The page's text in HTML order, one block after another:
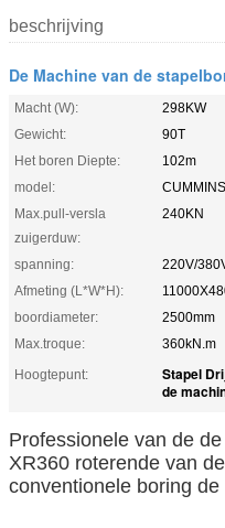
beschrijving
De Machine van de
Macht (W):
298KW
Gewicht:
90T
Het boren Diepte:
102m
model:
Max.pull-versla
zuigerduw:
240KN
spanning:
220V/
Afmeting (L*W*H):
boordiameter:
2500mm
Max.troque:
360kN.m
Hoogtepunt:
Stapel
de
Professionele van de
XR360 roterende van
conventionele boring